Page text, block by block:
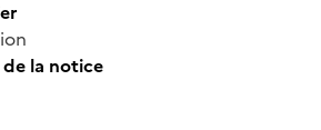
la notice